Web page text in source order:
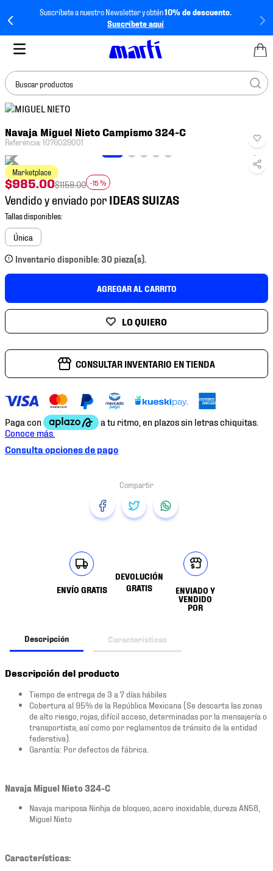
Suscríbete a nuestro Newsletter y obtén10% de descuento.
Suscríbete aquí
Buscar productos
Navaja Miguel Nieto Campismo 324-C
Referencia:1076029001
Marketplace
$985.00$1159.00 -15 %
Vendido y enviado por
Única
Inventario disponible: 30 pieza(s).
AGREGAR AL CARRITO
CONSULTAR INVENTARIO EN TIENDA
Consulta opciones de pago
ENVÍO GRATIS
DEVOLUCIÓN
GRATIS
ENVIADO Y
VENDIDO
POR
Descripción Características
Descripción del producto
Tiempo de entrega de 3 a 7 días hábiles
Cobertura al 95% de la República Mexicana (Se descarta las zonas
de alto riesgo, rojas, difícil acceso, determinadas por la mensajería o
transportista, así como por reglamentos de tránsito de la entidad
federativa).
Garantía: Por defectos de fábrica.
Navaja Miguel Nieto 324-C
Navaja mariposa Ninhja de bloqueo, acero inoxidable, dureza AN58,
Miguel Nieto
Características:
BUSCADOS
2.
tenis hombre
tenis
4.
tenis futbol
5.
mochila
6.
jersey
8.
chivas